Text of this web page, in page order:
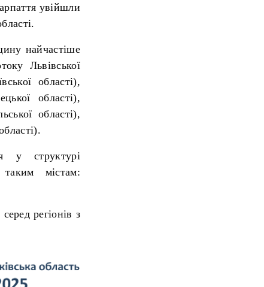
увійшли
найчастіше
Львівської
області),
області),
області),
у структурі
таким містам:
регіонів з